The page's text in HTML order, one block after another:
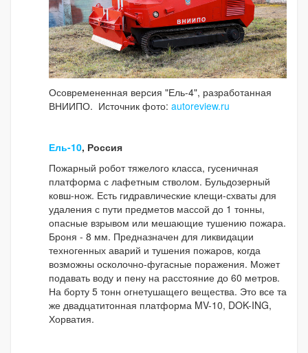
Осовремененная версия "Ель-4", разработанная
ВНИИПО. Источник фото: autoreview.ru
Ель-10, Россия
Пожарный робот тяжелого класса, гусеничная
платформа с лафетным стволом. Бульдозерный
ковш-нож. Есть гидравлические клещи-схваты для
удаления с пути предметов массой до 1 тонны,
опасные взрывом или мешающие тушению пожара.
Броня - 8 мм. Предназначен для ликвидации
техногенных аварий и тушения пожаров, когда
возможны осколочно-фугасные поражения. Может
подавать воду и пену на расстояние до 60 метров.
На борту 5 тонн огнетушащего вещества. Это все та
же двадцатитонная платформа MV-10, DOK-ING,
Хорватия.